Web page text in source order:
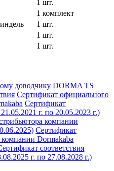
1 шт.
1 комплект
1 шт.
1 шт.
1 шт.
доводчику DORMA TS
Сертификат официального
Сертификат
г. по 20.05.2023 г.)
компании
Сертификат
Dormakaba
соответствия
г. по 27.08.2028 г.)